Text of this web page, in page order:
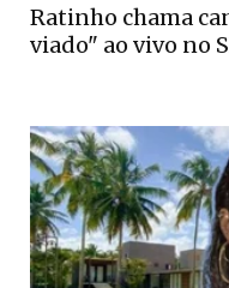
Ratinho chama
viado" ao vivo no